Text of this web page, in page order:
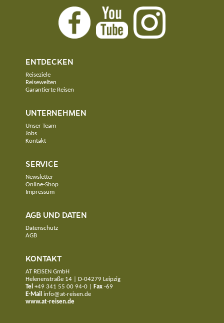
ENTDECKEN
Reiseziele
Reisewelten
Garantierte Reisen
UNTERNEHMEN
Unser Team
Jobs
Kontakt
SERVICE
Newsletter
Online-Shop
Impressum
AGB UND DATEN
Datenschutz
AGB
KONTAKT
AT REISEN GmbH
Helenenstraße 14 | D-04279 Leipzig
Tel +49 341 55 00 94-0 Fax -69
E-Mail info@at-reisen.de
www.at-reisen.de